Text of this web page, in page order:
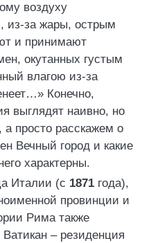
воздуху
из-за жары, острым
и принимают
окутанных густым
влагою из-за
Конечно,
выглядят наивно, но
просто расскажем о
Вечный город и какие
характерны.
Италии (с 1871 года),
провинции и
Рима также
Ватикан – резиденция